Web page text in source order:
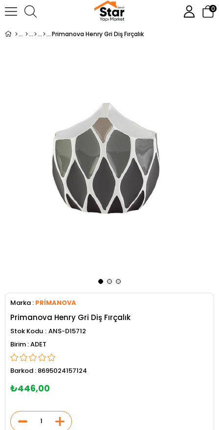
0
Primanova Henry Gri Diş Fırçalık
Marka : PRİMANOVA
Primanova Henry Gri Diş Fırçalık
Stok Kodu ANS-D15712
ADET
Barkod : 8695024157124
₺446,00